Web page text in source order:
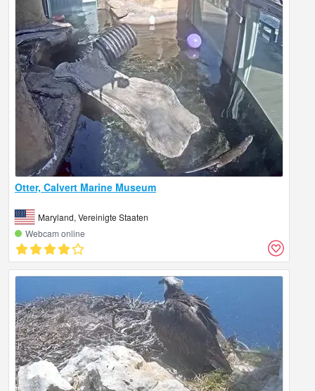
Otter, Calvert Marine Museum
Maryland, Vereinigte Staaten
Webcam online